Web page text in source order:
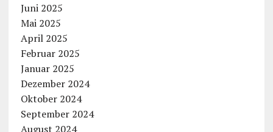
Juni 2025
Mai 2025
April 2025
Februar 2025
Januar 2025
Dezember 2024
Oktober 2024
September 2024
August 2024